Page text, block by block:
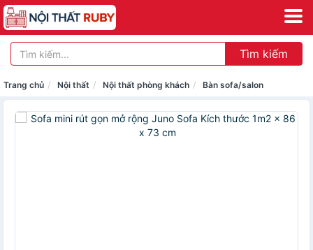
Tìm kiếm
Trang chủ Nội thất Nội thất phòng khách Bàn sofa/salon